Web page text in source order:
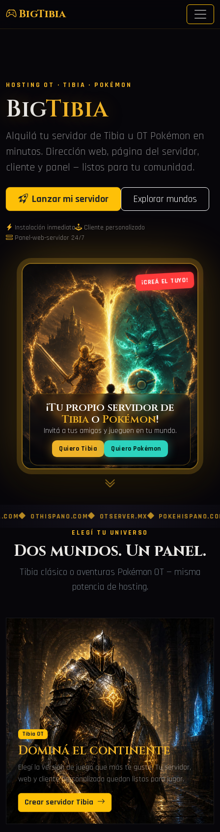
BigTibia
HOSTING OT · TIBIA · POKÉMON
BigTibia
Alquilá tu servidor de Tibia u OT Pokémon en
minutos. Dirección web, página del servidor,
cliente y panel — listos para tu comunidad.
Lanzar mi servidor Explorar mundos
Instalación inmediata
Cliente personalizado
Panel-web-servidor 24/7
¡CREÁ EL TUYO!
¡Tu propio servidor de
Tibiao Pokémon!
Invitá a tus amigos y jueguen en tu mundo.
Quiero Tibia Quiero Pokémon
OTSERVER.MX POKEHISPANO.COM
ELEGÍ TU UNIVERSO
Dos mundos. Un panel.
Tibia clásico o aventuras Pokémon OT — misma
potencia de hosting.
Tibia OT
Dominá el continente
Elegí la versión de juego que más te guste. Tu servidor,
web y cliente personalizado quedan listos para jugar.
Crear servidor Tibia